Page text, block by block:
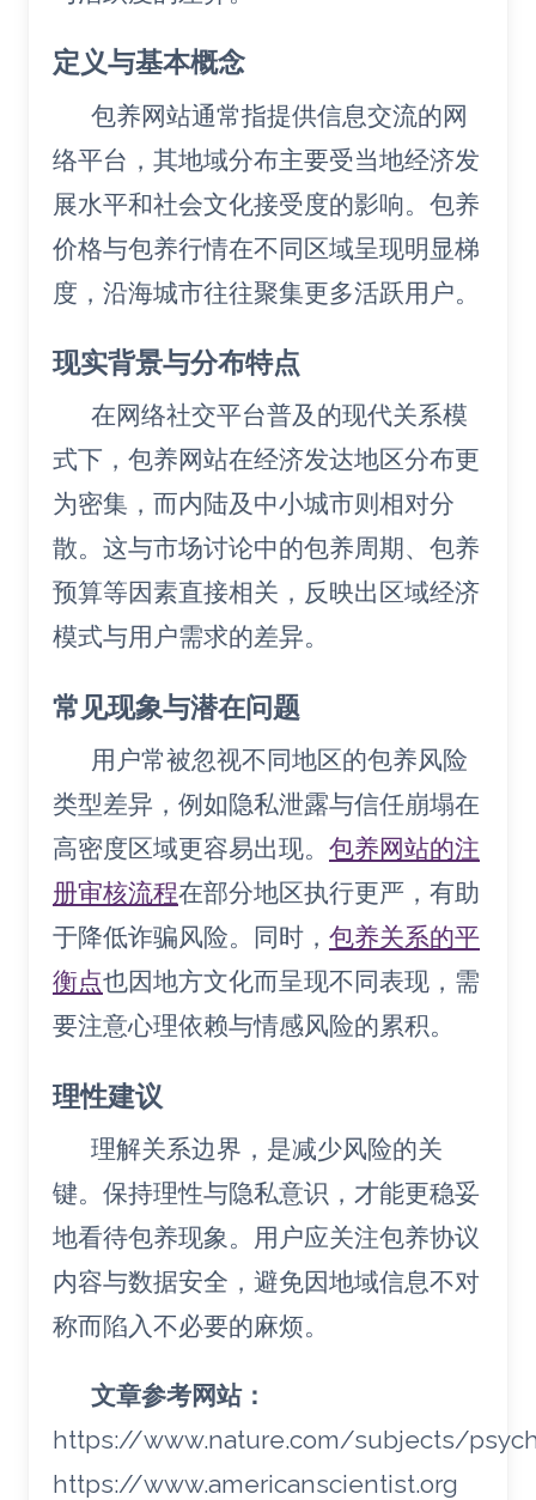
定义与基本概念
包养网站通常指提供信息交流的网
络平台，其地域分布主要受当地经济发
展水平和社会文化接受度的影响。包养
价格与包养行情在不同区域呈现明显梯
度，沿海城市往往聚集更多活跃用户。
现实背景与分布特点
在网络社交平台普及的现代关系模
式下，包养网站在经济发达地区分布更
为密集，而内陆及中小城市则相对分
散。这与市场讨论中的包养周期、包养
预算等因素直接相关，反映出区域经济
模式与用户需求的差异。
常见现象与潜在问题
用户常被忽视不同地区的包养风险
类型差异，例如隐私泄露与信任崩塌在
高密度区域更容易出现。 包养网站的注
册审核流程在部分地区执行更严，有助
于降低诈骗风险。同时， 包养关系的平
衡点也因地方文化而呈现不同表现，需
要注意心理依赖与情感风险的累积。
理性建议
理解关系边界，是减少风险的关
键。保持理性与隐私意识，才能更稳妥
地看待包养现象。用户应关注包养协议
内容与数据安全，避免因地域信息不对
称而陷入不必要的麻烦。
文章参考网站：
https://www.nature.com/subjects/
https://www.americanscientist.org